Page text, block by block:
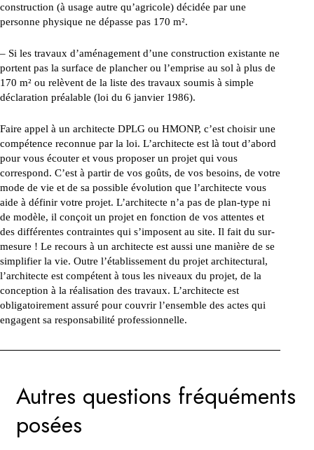
construction (à usage autre qu’agricole) décidée par une
personne physique ne dépasse pas 170 m².
– Si les travaux d’aménagement d’une construction existante ne
portent pas la surface de plancher ou l’emprise au sol à plus de
170 m² ou relèvent de la liste des travaux soumis à simple
déclaration préalable (loi du 6 janvier 1986).
Faire appel à un architecte DPLG ou HMONP, c’est choisir une
compétence reconnue par la loi. L’architecte est là tout d’abord
pour vous écouter et vous proposer un projet qui vous
correspond. C’est à partir de vos goûts, de vos besoins, de votre
mode de vie et de sa possible évolution que l’architecte vous
aide à définir votre projet. L’architecte n’a pas de plan-type ni
de modèle, il conçoit un projet en fonction de vos attentes et
des différentes contraintes qui s’imposent au site. Il fait du sur-
mesure ! Le recours à un architecte est aussi une manière de se
simplifier la vie. Outre l’établissement du projet architectural,
l’architecte est compétent à tous les niveaux du projet, de la
conception à la réalisation des travaux. L’architecte est
obligatoirement assuré pour couvrir l’ensemble des actes qui
engagent sa responsabilité professionnelle.
Autres questions fréquéments
posées